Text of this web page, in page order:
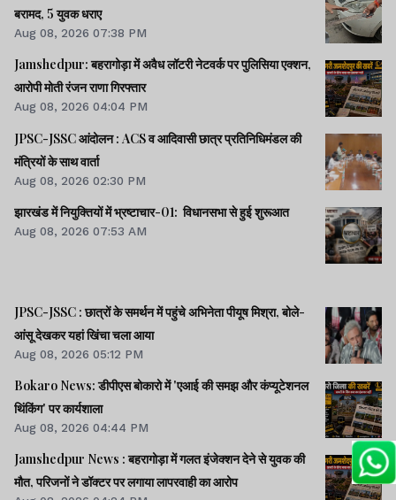
बरामद, 5 युवक धराए
Aug 08, 2026 07:38 PM
Jamshedpur: बहरागोड़ा में अवैध लॉटरी नेटवर्क पर पुलिसिया एक्शन,
आरोपी मोती रंजन राणा गिरफ्तार
Aug 08, 2026 04:04 PM
JPSC-JSSC आंदोलन : ACS व आदिवासी छात्र प्रतिनिधिमंडल की
मंत्रियों के साथ वार्ता
Aug 08, 2026 02:30 PM
झारखंड में नियुक्तियों में भ्रष्टाचार-01: विधानसभा से हुई शुरूआत
Aug 08, 2026 07:53 AM
JPSC-JSSC : छात्रों के समर्थन में पहुंचे अभिनेता पीयूष मिश्रा, बोले-
आंसू देखकर यहां खिंचा चला आया
Aug 08, 2026 05:12 PM
Bokaro News: डीपीएस बोकारो में 'एआई की समझ और कंप्यूटेशनल
थिंकिंग' पर कार्यशाला
Aug 08, 2026 04:44 PM
Jamshedpur News : बहरागोड़ा में गलत इंजेक्शन देने से युवक की
मौत, परिजनों ने डॉक्टर पर लगाया लापरवाही का आरोप